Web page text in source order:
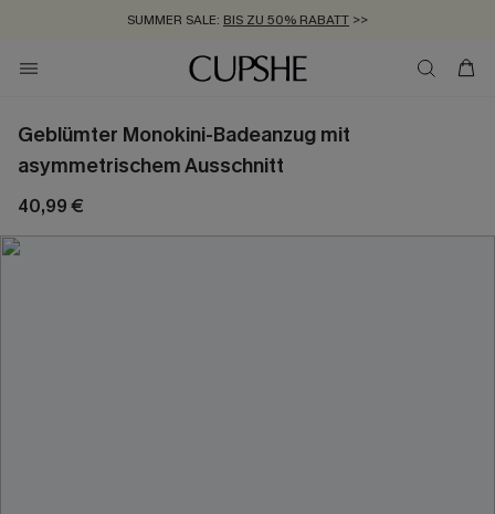
SUMMER SALE: BIS ZU 50% RABATT >>
ZUM NEWSLETTER:BIS ZU -20% EXTRA ERHALTEN
KOSTENLOSER VERSAND AB 89 €
Geblümter Monokini-Badeanzug mit
asymmetrischem Ausschnitt
40,99 €